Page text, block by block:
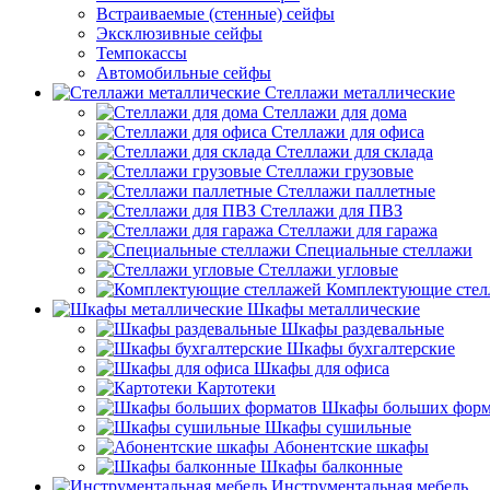
Встраиваемые (стенные) сейфы
Эксклюзивные сейфы
Темпокассы
Автомобильные сейфы
Стеллажи металлические
Стеллажи для дома
Стеллажи для офиса
Стеллажи для склада
Стеллажи грузовые
Стеллажи паллетные
Стеллажи для ПВЗ
Стеллажи для гаража
Специальные стеллажи
Стеллажи угловые
Комплектующие
Шкафы металлические
Шкафы раздевальные
Шкафы бухгалтерские
Шкафы для офиса
Картотеки
Шкафы больших
Шкафы сушильные
Абонентские шкафы
Шкафы балконные
Инструментальная мебель